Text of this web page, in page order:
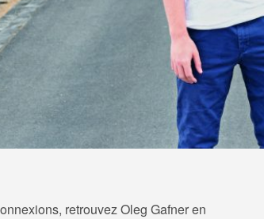
retrouvez Oleg Gafner en